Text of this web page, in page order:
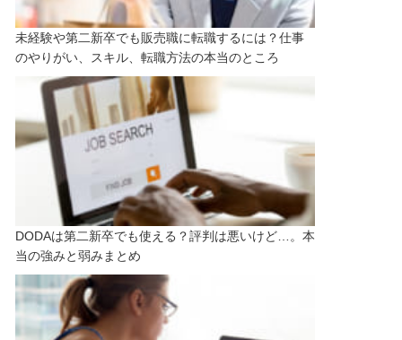
未経験や第二新卒でも販売職に転職するには？仕事
のやりがい、スキル、転職方法の本当のところ
DODAは第二新卒でも使える？評判は悪いけど…。本
当の強みと弱みまとめ